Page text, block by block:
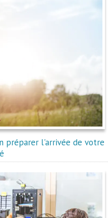
préparer l'arrivée de votre